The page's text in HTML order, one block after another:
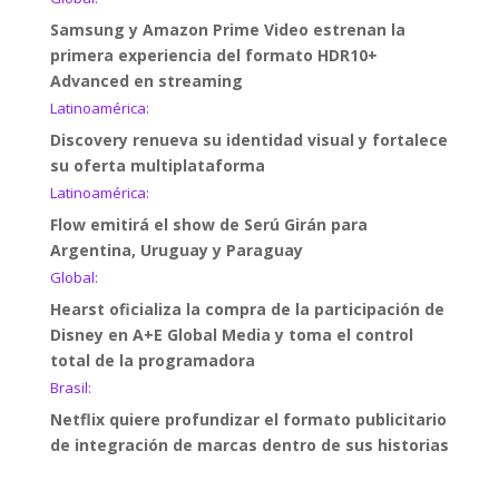
Samsung y Amazon Prime Video estrenan la
primera experiencia del formato HDR10+
Advanced en streaming
Latinoamérica:
Discovery renueva su identidad visual y fortalece
su oferta multiplataforma
Latinoamérica:
Flow emitirá el show de Serú Girán para
Argentina, Uruguay y Paraguay
Global:
Hearst oficializa la compra de la participación de
Disney en A+E Global Media y toma el control
total de la programadora
Brasil:
Netflix quiere profundizar el formato publicitario
de integración de marcas dentro de sus historias